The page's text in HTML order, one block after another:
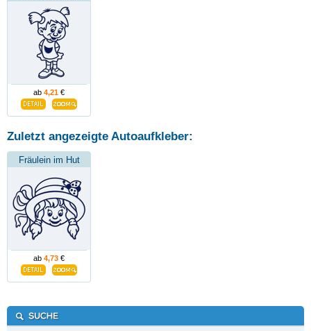
ab 4,21 €
Zuletzt angezeigte Autoaufkleber:
Fräulein im Hut
ab 4,73 €